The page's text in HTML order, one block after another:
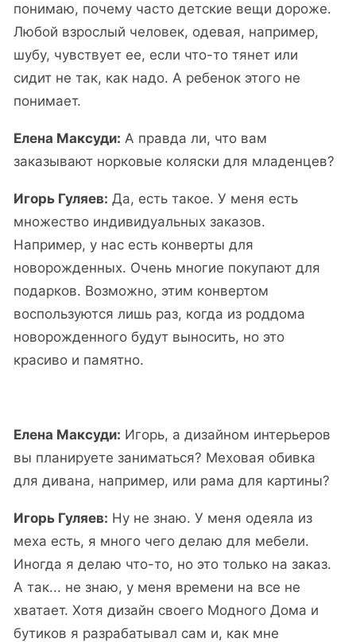
понимаю, почему часто детские вещи дороже.
Любой взрослый человек, одевая, например,
шубу, чувствует ее, если что-то тянет или
сидит не так, как надо. А ребенок этого не
понимает.
Елена Максуди: А правда ли, что вам
заказывают норковые коляски для младенцев?
Игорь Гуляев: Да, есть такое. У меня есть
множество индивидуальных заказов.
Например, у нас есть конверты для
новорожденных. Очень многие покупают для
подарков. Возможно, этим конвертом
воспользуются лишь раз, когда из роддома
новорожденного будут выносить, но это
красиво и памятно.
Елена Максуди: Игорь, а дизайном интерьеров
вы планируете заниматься? Меховая обивка
для дивана, например, или рама для картины?
Игорь Гуляев: Ну не знаю. У меня одеяла из
меха есть, я много чего делаю для мебели.
Иногда я делаю что-то, но это только на заказ.
А так... не знаю, у меня времени на все не
хватает. Хотя дизайн своего Модного Дома и
бутиков я разрабатывал сам и, как мне